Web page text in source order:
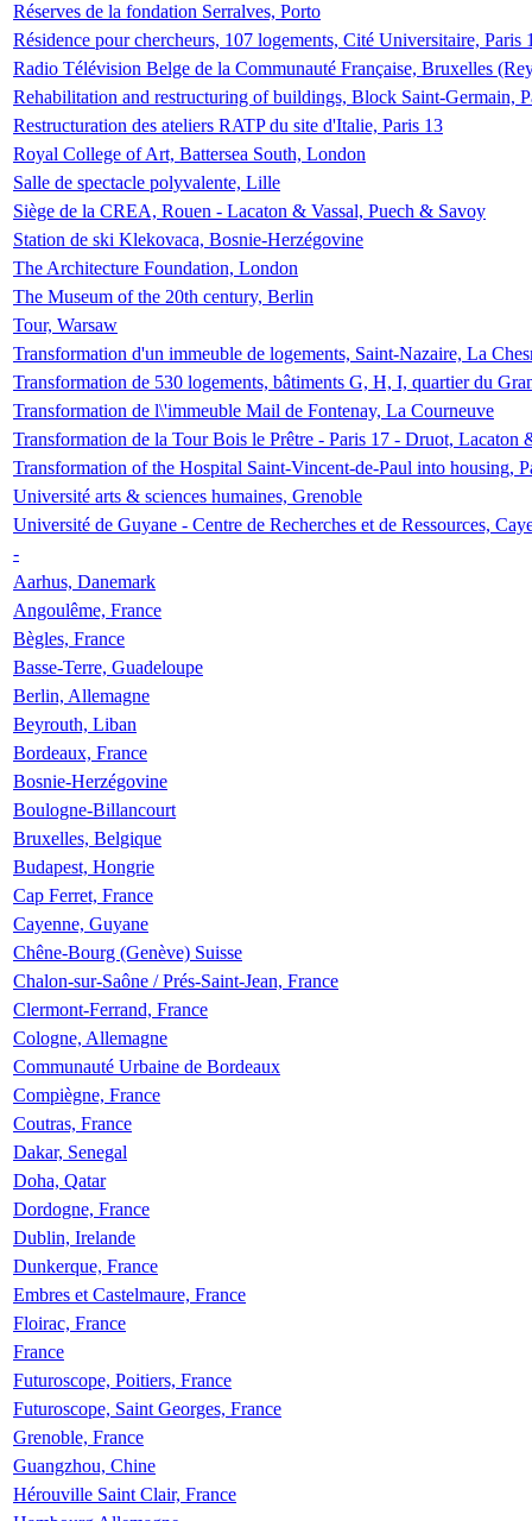
Réserves de la fondation Serralves, Porto
Résidence pour chercheurs, 107 logements, Cité Universitaire, Paris
Radio Télévision Belge de la Communauté Française, Bruxelles
Rehabilitation and restructuring of buildings, Block Saint-Germain,
Restructuration des ateliers RATP du site d'Italie, Paris 13
Royal College of Art, Battersea South, London
Salle de spectacle polyvalente, Lille
Siège de la CREA, Rouen - Lacaton & Vassal, Puech & Savoy
Station de ski Klekovaca, Bosnie-Herzégovine
The Architecture Foundation, London
The Museum of the 20th century, Berlin
Tour, Warsaw
Transformation d'un immeuble de logements, Saint-Nazaire, La
Transformation de 530 logements, bâtiments G, H, I, quartier du
Transformation de l\'immeuble Mail de Fontenay, La Courneuve
Transformation de la Tour Bois le Prêtre - Paris 17 - Druot, Lacaton
Transformation of the Hospital Saint-Vincent-de-Paul into housing,
Université arts & sciences humaines, Grenoble
Université de Guyane - Centre de Recherches et de Ressources,
-
Aarhus, Danemark
Angoulême, France
Bègles, France
Basse-Terre, Guadeloupe
Berlin, Allemagne
Beyrouth, Liban
Bordeaux, France
Bosnie-Herzégovine
Boulogne-Billancourt
Bruxelles, Belgique
Budapest, Hongrie
Cap Ferret, France
Cayenne, Guyane
Chêne-Bourg (Genève) Suisse
Chalon-sur-Saône / Prés-Saint-Jean, France
Clermont-Ferrand, France
Cologne, Allemagne
Communauté Urbaine de Bordeaux
Compiègne, France
Coutras, France
Dakar, Senegal
Doha, Qatar
Dordogne, France
Dublin, Irelande
Dunkerque, France
Embres et Castelmaure, France
Floirac, France
France
Futuroscope, Poitiers, France
Futuroscope, Saint Georges, France
Grenoble, France
Guangzhou, Chine
Hérouville Saint Clair, France